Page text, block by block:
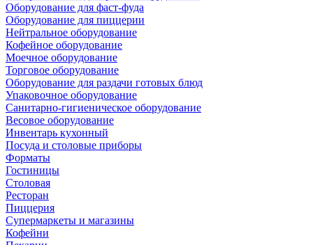
Оборудование для фаст-фуда
Оборудование для пиццерии
Нейтральное оборудование
Кофейное оборудование
Моечное оборудование
Торговое оборудование
Оборудование для раздачи готовых блюд
Упаковочное оборудование
Санитарно-гигиеническое оборудование
Весовое оборудование
Инвентарь кухонный
Посуда и столовые приборы
Форматы
Гостиницы
Столовая
Ресторан
Пиццерия
Супермаркеты и магазины
Кофейни